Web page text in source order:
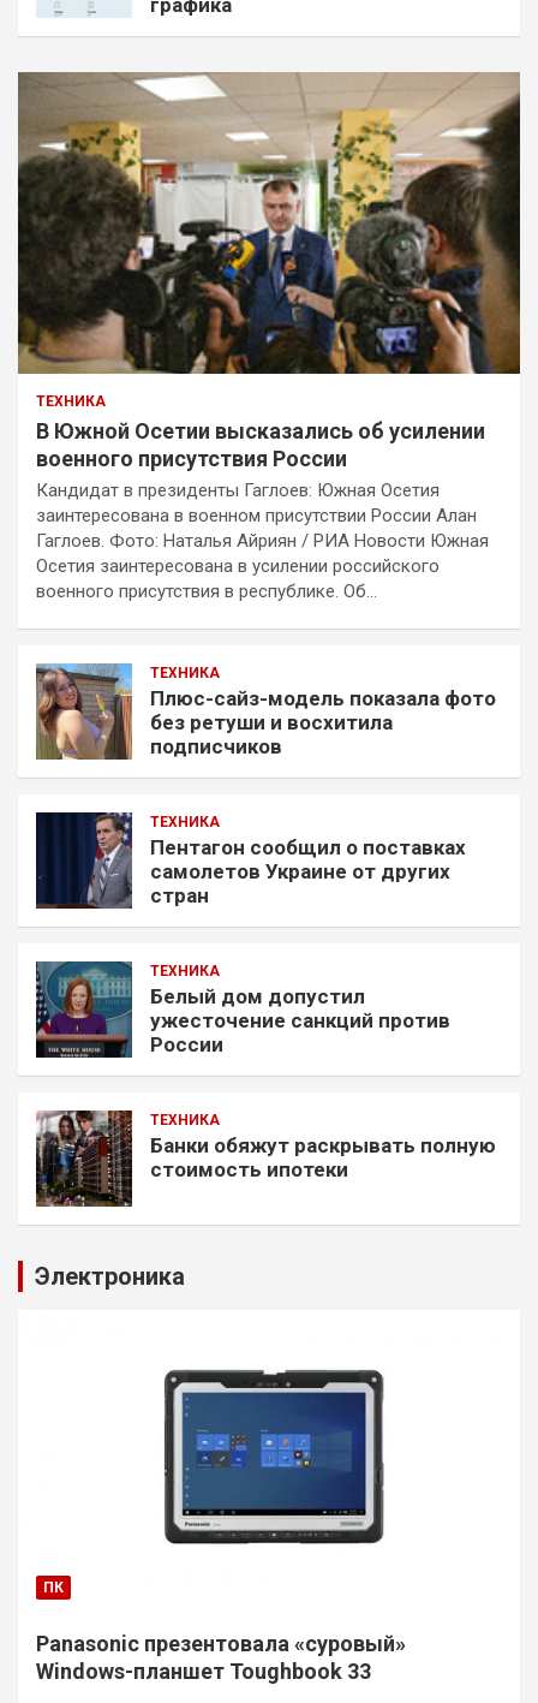
ТЕХНИКА
В Южной Осетии высказались об усилении
военного присутствия России
Кандидат в президенты Гаглоев: Южная Осетия
заинтересована в военном присутствии России Алан
Гаглоев. Фото: Наталья Айриян / РИА Новости Южная
Осетия заинтересована в усилении российского
военного присутствия в республике. Об…
ТЕХНИКА
Плюс-сайз-модель показала фото
без ретуши и восхитила
подписчиков
ТЕХНИКА
Пентагон сообщил о поставках
самолетов Украине от других
стран
ТЕХНИКА
Белый дом допустил
ужесточение санкций против
России
ТЕХНИКА
Банки обяжут раскрывать полную
стоимость ипотеки
Электроника
ПК
Panasonic презентовала «суровый»
Windows-планшет Toughbook 33